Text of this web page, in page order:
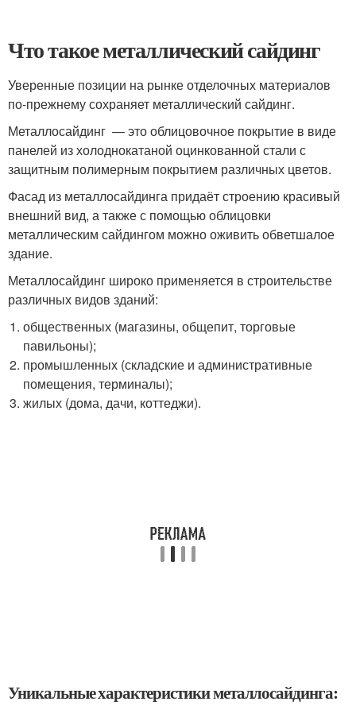
Что такое металлический сайдинг
Уверенные позиции на рынке отделочных материалов
по-прежнему сохраняет металлический сайдинг.
Металлосайдинг — это облицовочное покрытие в виде
панелей из холоднокатаной оцинкованной стали с
защитным полимерным покрытием различных цветов.
Фасад из металлосайдинга придаёт строению красивый
внешний вид, а также с помощью облицовки
металлическим сайдингом можно оживить обветшалое
здание.
Металлосайдинг широко применяется в строительстве
различных видов зданий:
общественных (магазины, общепит, торговые
павильоны);
промышленных (складские и административные
помещения, терминалы);
жилых (дома, дачи, коттеджи).
Уникальные характеристики металлосайдинга: